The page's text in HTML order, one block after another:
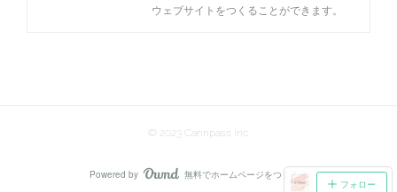
ウェブサイトをつくることができます。
フォロー
© 2023 Cannpass Inc.
Powered by AmebaOwnd
無料でホームページをつくろう